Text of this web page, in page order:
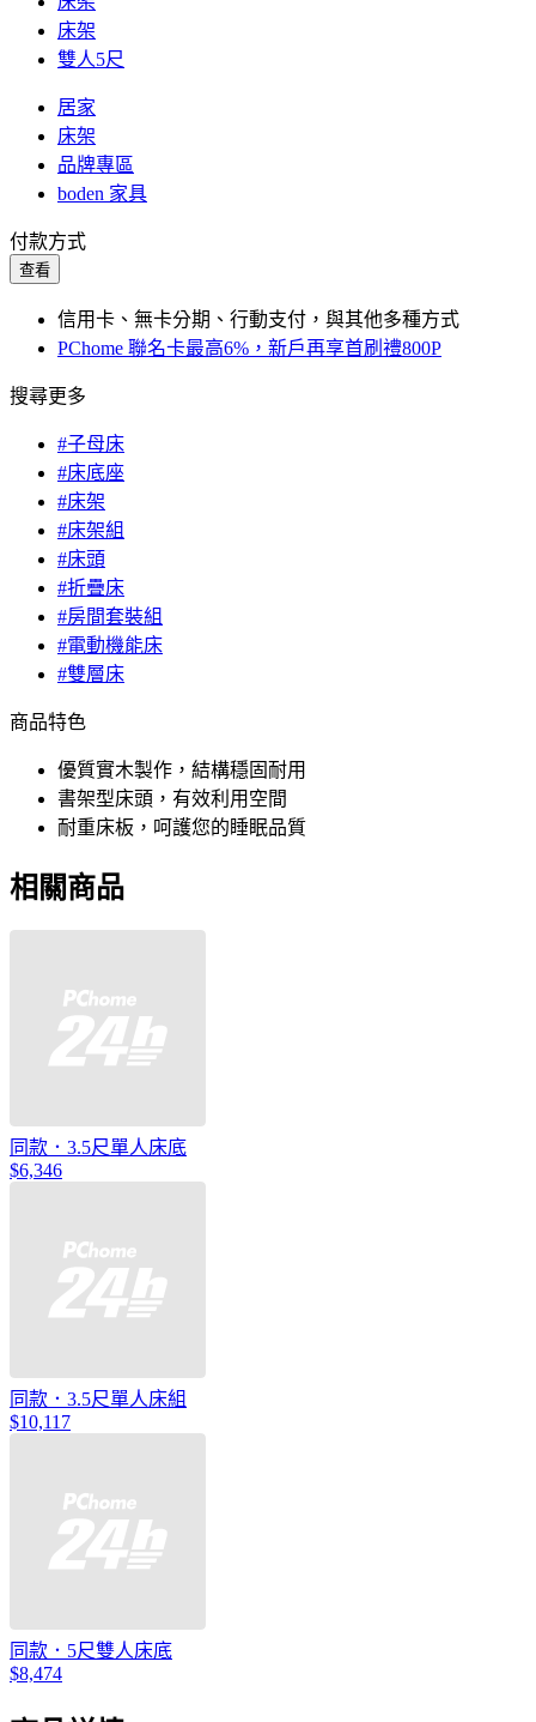
床架
雙人5尺
居家
床架
品牌專區
boden 家具
付款方式
查看
信用卡、無卡分期、行動支付，與其他多種方式
PChome 聯名卡最高6%，新戶再享首刷禮800P
搜尋更多
#子母床
#床底座
#床架
#床架組
#床頭
#折疊床
#房間套裝組
#電動機能床
#雙層床
商品特色
優質實木製作，結構穩固耐用
書架型床頭，有效利用空間
耐重床板，呵護您的睡眠品質
相關商品
同款．3.5尺單人床底
$6,346
同款．3.5尺單人床組
$10,117
同款．5尺雙人床底
$8,474